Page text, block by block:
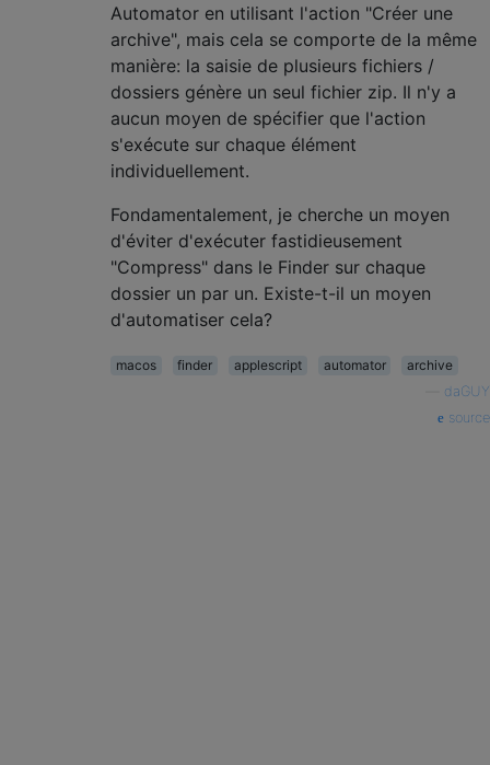
Automator en utilisant l'action "Créer une
archive", mais cela se comporte de la même
manière: la saisie de plusieurs fichiers /
dossiers génère un seul fichier zip. Il n'y a
aucun moyen de spécifier que l'action
s'exécute sur chaque élément
individuellement.
Fondamentalement, je cherche un moyen
d'éviter d'exécuter fastidieusement
"Compress" dans le Finder sur chaque
dossier un par un. Existe-t-il un moyen
d'automatiser cela?
macos finder applescript automator
archive
daGUY
source